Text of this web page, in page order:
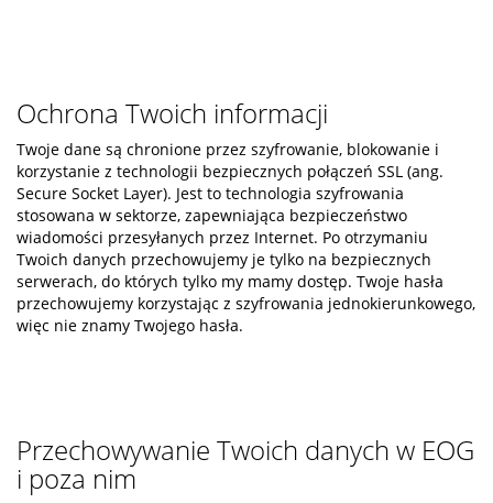
Ochrona Twoich informacji
Twoje dane są chronione przez szyfrowanie, blokowanie i
korzystanie z technologii bezpiecznych połączeń SSL (ang.
Secure Socket Layer). Jest to technologia szyfrowania
stosowana w sektorze, zapewniająca bezpieczeństwo
wiadomości przesyłanych przez Internet. Po otrzymaniu
Twoich danych przechowujemy je tylko na bezpiecznych
serwerach, do których tylko my mamy dostęp. Twoje hasła
przechowujemy korzystając z szyfrowania jednokierunkowego,
więc nie znamy Twojego hasła.
Przechowywanie Twoich danych w EOG
i poza nim